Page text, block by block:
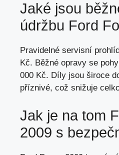
Jaké jsou
údržbu Ford
Pravidelné servisní
Kč. Běžné opravy se
000 Kč. Díly jsou široce
příznivé, což snižuje
Jak je na tom
2009 s